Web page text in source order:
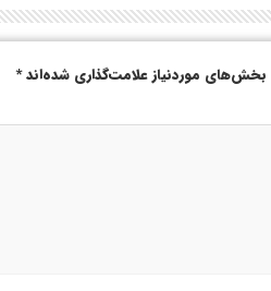
بخش‌های موردنیاز علامت‌گذاری شده‌اند*